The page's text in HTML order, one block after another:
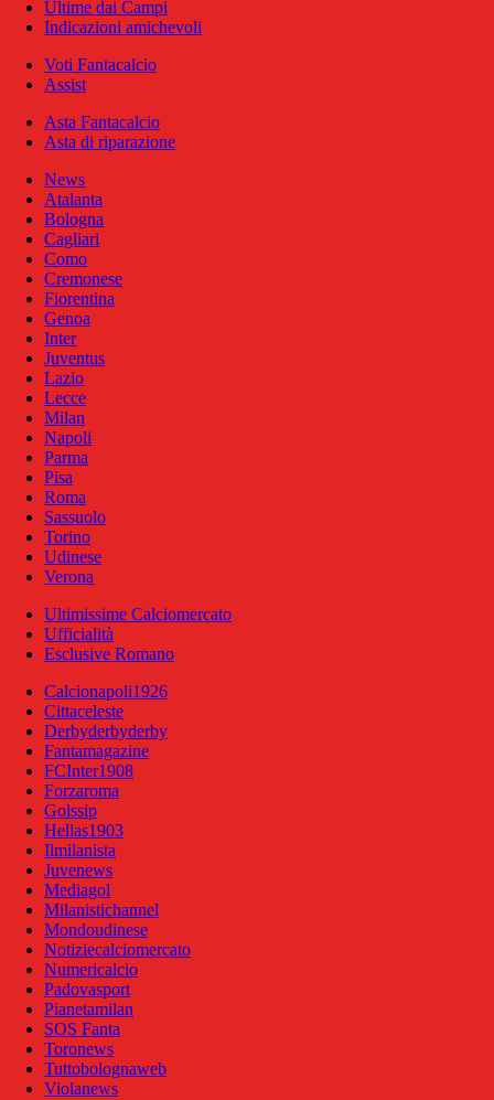
Ultime dai Campi
Indicazioni amichevoli
Voti Fantacalcio
Assist
Asta Fantacalcio
Asta di riparazione
News
Atalanta
Bologna
Cagliari
Como
Cremonese
Fiorentina
Genoa
Inter
Juventus
Lazio
Lecce
Milan
Napoli
Parma
Pisa
Roma
Sassuolo
Torino
Udinese
Verona
Ultimissime Calciomercato
Ufficialità
Esclusive Romano
Calcionapoli1926
Cittaceleste
Derbyderbyderby
Fantamagazine
FCInter1908
Forzaroma
Golssip
Hellas1903
Ilmilanista
Juvenews
Mediagol
Milanistichannel
Mondoudinese
Notiziecalciomercato
Numericalcio
Padovasport
Pianetamilan
SOS Fanta
Toronews
Tuttobolognaweb
Violanews